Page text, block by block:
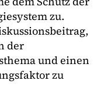
zu.
der
und einen
zu